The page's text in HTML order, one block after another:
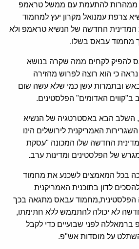
ממהרות להתעמת עם ממשל טראמפ
צרפת עמנואל מקרון יעץ למחמוד
המדינית החדשה של הנשיא טראמפ ולא
מחמוד עבאס בשלו.
להפיק לקחים ממה שקרה בנושא
כי הוא רוצה לפרוש מהזירה
באש ובתמרות עשן כמי שלא עשה שום
ב"קווים האדומים" הפלסטינים.
השלב הבא באסטרטגיה של הנשיא
האמריקנית לירושלים הינו
החדשה שלו המכונה "עסקת
של הפלסטינים ומדינות ערב.
כה בכל המאמצים לשכנע את מחמוד
לדון בתוכנית האמריקנית
הפלסטינית,מחמוד עבאס מתגאה בכך
לא יכולה להתממש ללא חתימתו,
ברמאללה לפני שבועיים כדי לקבל
על מוסדות אש"פ.